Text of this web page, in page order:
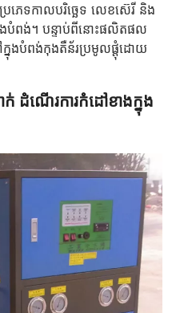
េទកាលបរិច្ឆេទ លេខស៊េរី និង
បំពង់។ បន្ទាប់ពីនោះផលិតផល
នុងបំពង់កុងតឺន័រប្រមូលផ្តុំដោយ
ដំណើរការកំដៅខាងក្នុង